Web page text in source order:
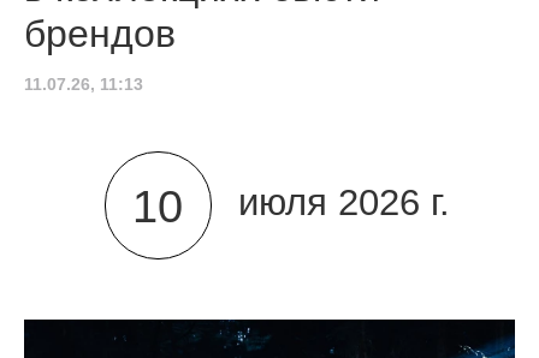
брендов
11.07.26, 11:13
10 июля 2026 г.